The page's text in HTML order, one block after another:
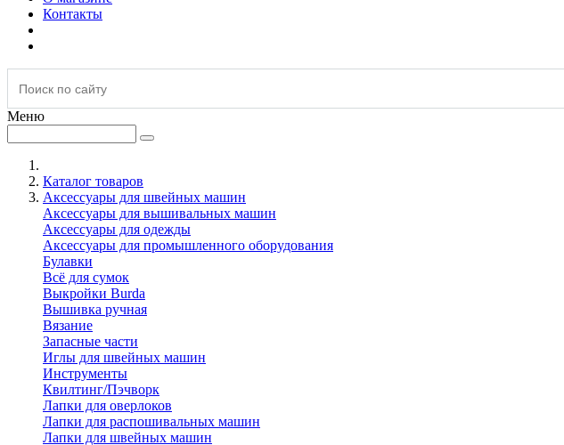
Контакты
Меню
Каталог товаров
Аксессуары для швейных машин
Аксессуары для вышивальных машин
Аксессуары для одежды
Аксессуары для промышленного оборудования
Булавки
Всё для сумок
Выкройки Burda
Вышивка ручная
Вязание
Запасные части
Иглы для швейных машин
Инструменты
Квилтинг/Пэчворк
Лапки для оверлоков
Лапки для распошивальных машин
Лапки для швейных машин